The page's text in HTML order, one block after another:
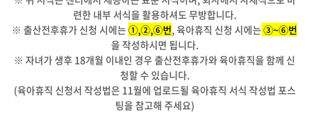
련한 내부 서식을 활용하셔도 무방합니다.
※ 출산전후휴가 신청 시에는①,②,⑥번, 육아휴직 신청 시에는③~⑥번
을 작성하시면 됩니다.
※ 자녀가 생후 18개월 이내인 경우 출산전후휴가와 육아휴직을 함께 신
청할 수 있습니다.
(육아휴직 신청서 작성법은 11월에 업로드될 육아휴직 서식 작성법 포스
팅을 참고해 주세요)